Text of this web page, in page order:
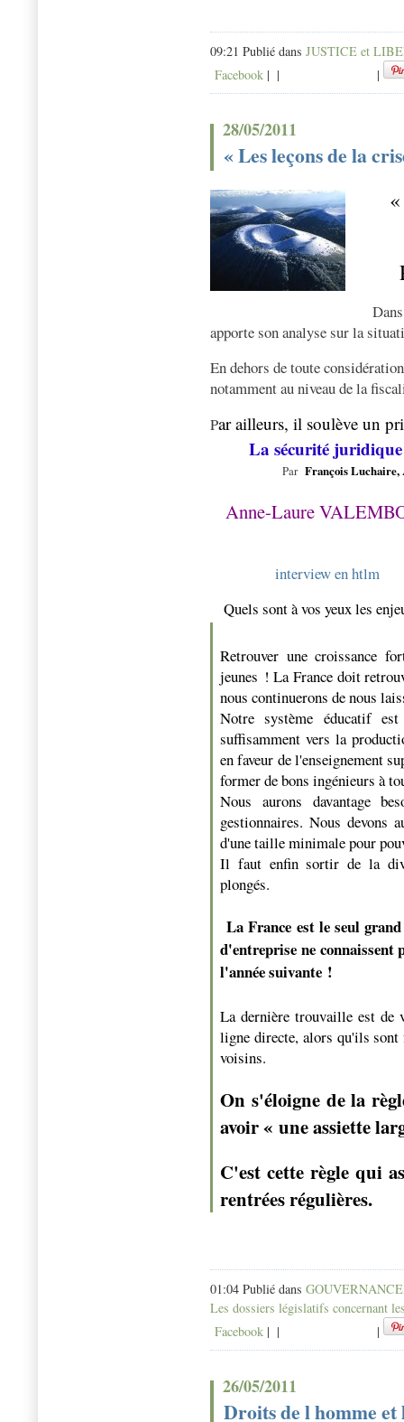
09:21 Publié dans JUSTICE et
Facebook | | |
28/05/2011
« Les leçons de la
apporte son analyse sur la
En dehors de toute
notamment au niveau de la
Par ailleurs, il soulève un
La sécurité
Par François Luchaire,
Anne-Laure
interview en htlm
Quels sont à vos yeux les
Retrouver une croissance
jeunes ! La France doit
nous continuerons de nous
Notre système éducatif
suffisamment vers la
en faveur de l'enseignement
former de bons ingénieurs à
Nous aurons davantage
gestionnaires. Nous devons
d'une taille minimale pour
Il faut enfin sortir de la
plongés.
La France est le seul
d'entreprise ne connaissent
l'année suivante !
La dernière trouvaille est de
ligne directe, alors qu'ils sont
voisins.
On s'éloigne de la
avoir « une assiette
C'est cette règle qui
rentrées régulières.
01:04 Publié dans GOUVERNANCE
Les dossiers législatifs concernant
Facebook | | |
26/05/2011
Droits de l homme